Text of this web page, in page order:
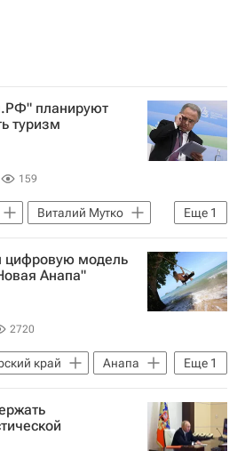
планируют
туризм
159
Еще 1
Виталий Мутко
цифровую модель
Анапа"
2720
Еще 1
край
Анапа